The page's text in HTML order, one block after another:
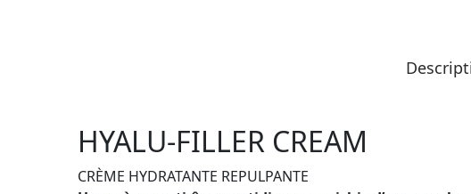
HYALU-FILLER CREAM
CRÈME HYDRATANTE REPULPANTE